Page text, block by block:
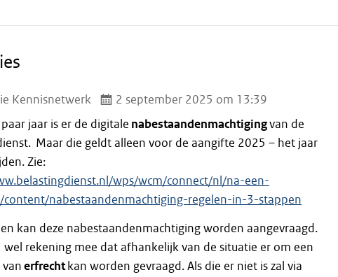
Kennisnetwerk
2 september 2025 om 13:39
jaar is er de digitale nabestaandenmachtigingvan de
Maar die geldt alleen voor de aangifte 2025 – het jaar
Zie:
wps/wcm/connect/nl/na-een-
content/nabestaandenmachtiging-regelen-in-3-stappen
kan deze nabestaandenmachtiging worden aangevraagd.
wel rekening mee dat afhankelijk van de situatie er om een
erfrechtkan worden gevraagd. Als die er niet is zal via